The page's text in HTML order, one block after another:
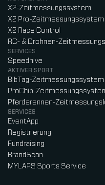
X2-Zeitmessungssystem
X2 Pro-Zeitmessungssystem
X2 Race Control
RC- & Drohnen-
SERVICES
Speedhive
AKTIVER SPORT
BibTag-Zeitmessungssystem
ProChip-
Pferderennen-
SERVICES
EventApp
Registrierung
Fundraising
BrandScan
MYLAPS Sports Service